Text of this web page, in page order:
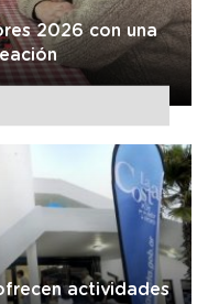
2026 con una
actividades